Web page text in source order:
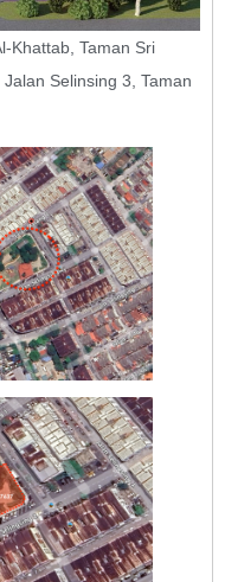
Khattab, Taman Sri
Selinsing 3, Taman